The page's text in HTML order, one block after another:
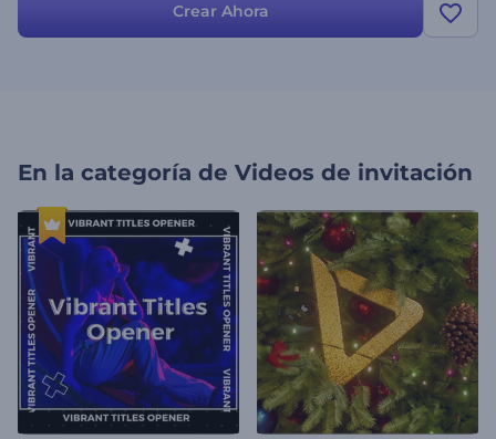
Crear Ahora
En la categoría de Videos de invitación